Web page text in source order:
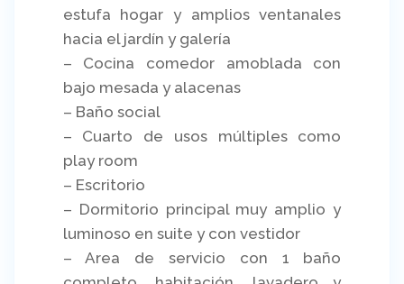
estufa hogar y amplios ventanales
hacia el jardín y galería
– Cocina comedor amoblada con
bajo mesada y alacenas
– Baño social
– Cuarto de usos múltiples como
play room
– Escritorio
– Dormitorio principal muy amplio y
luminoso en suite y con vestidor
– Area de servicio con 1 baño